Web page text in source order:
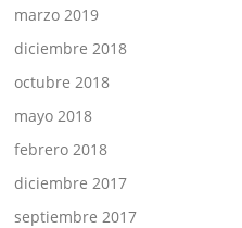
marzo 2019
diciembre 2018
octubre 2018
mayo 2018
febrero 2018
diciembre 2017
septiembre 2017